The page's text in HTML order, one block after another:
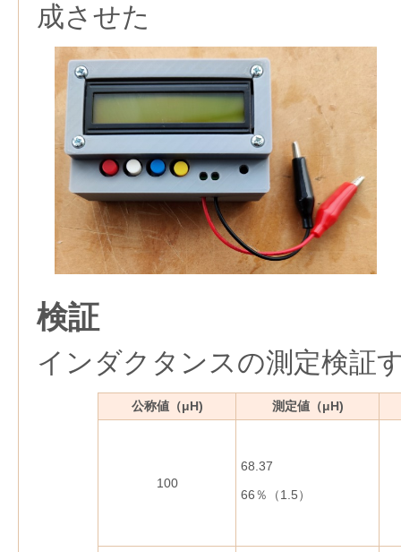
成させた
検証
インダクタンスの測定検証
公称値（μH) 測定値（μH)
100
68.37
66％（1.5）